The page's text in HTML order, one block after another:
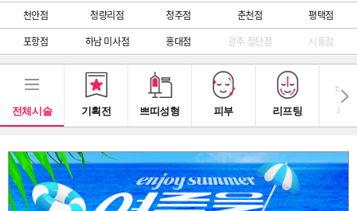
천안점
청량리점 청주점 춘천점
평택점
포항점
하남 미사점 홍대점 광주 첨단점 시흥점
전체시술 기획전 쁘띠성형 피부 리프팅 부